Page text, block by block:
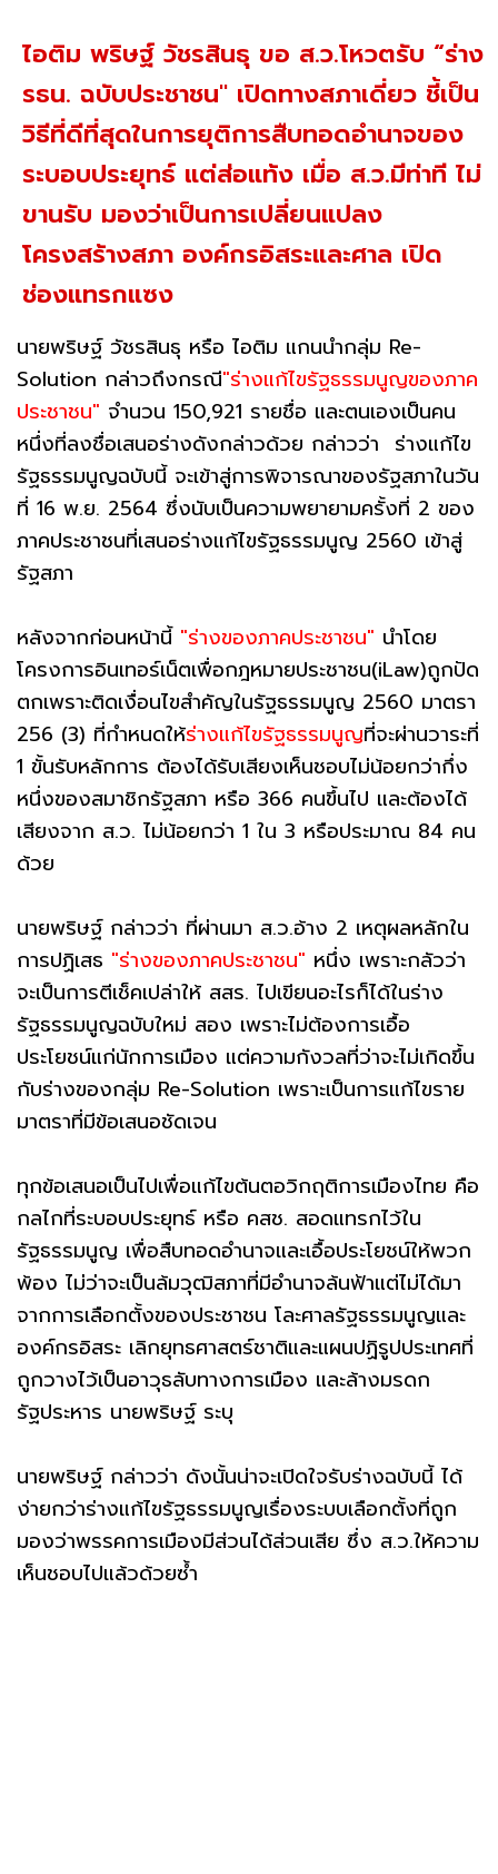
ไอติม พริษฐ์ วัชรสินธุ ขอ ส.ว.โหวตรับ “ร่าง
รธน. ฉบับประชาชน" เปิดทางสภาเดี่ยว ชี้เป็น
วิธีที่ดีที่สุดในการยุติการสืบทอดอำนาจของ
ระบอบประยุทธ์ แต่ส่อแท้ง เมื่อ ส.ว.มีท่าที ไม่
ขานรับ มองว่าเป็นการเปลี่ยนแปลง
โครงสร้างสภา องค์กรอิสระและศาล เปิด
ช่องแทรกแซง
นายพริษฐ์ วัชรสินธุ หรือ ไอติม แกนนำกลุ่ม Re-
Solution กล่าวถึงกรณี"ร่างแก้ไขรัฐธรรมนูญของภาค
ประชาชน" จำนวน 150,921 รายชื่อ และตนเองเป็นคน
หนึ่งที่ลงชื่อเสนอร่างดังกล่าวด้วย กล่าวว่า ร่างแก้ไข
รัฐธรรมนูญฉบับนี้ จะเข้าสู่การพิจารณาของรัฐสภาในวัน
ที่ 16 พ.ย. 2564 ซึ่งนับเป็นความพยายามครั้งที่ 2 ของ
ภาคประชาชนที่เสนอร่างแก้ไขรัฐธรรมนูญ 2560 เข้าสู่
รัฐสภา
หลังจากก่อนหน้านี้ "ร่างของภาคประชาชน" นำโดย
โครงการอินเทอร์เน็ตเพื่อกฎหมายประชาชน(iLaw)ถูกปัด
ตกเพราะติดเงื่อนไขสำคัญในรัฐธรรมนูญ 2560 มาตรา
256 (3) ที่กำหนดให้ร่างแก้ไขรัฐธรรมนูญที่จะผ่านวาระที่
1 ขั้นรับหลักการ ต้องได้รับเสียงเห็นชอบไม่น้อยกว่ากึ่ง
หนึ่งของสมาชิกรัฐสภา หรือ 366 คนขึ้นไป และต้องได้
เสียงจาก ส.ว. ไม่น้อยกว่า 1 ใน 3 หรือประมาณ 84 คน
ด้วย
นายพริษฐ์ กล่าวว่า ที่ผ่านมา ส.ว.อ้าง 2 เหตุผลหลักใน
การปฏิเสธ "ร่างของภาคประชาชน" หนึ่ง เพราะกลัวว่า
จะเป็นการตีเช็คเปล่าให้ สสร. ไปเขียนอะไรก็ได้ในร่าง
รัฐธรรมนูญฉบับใหม่ สอง เพราะไม่ต้องการเอื้อ
ประโยชน์แก่นักการเมือง แต่ความกังวลที่ว่าจะไม่เกิดขึ้น
กับร่างของกลุ่ม Re-Solution เพราะเป็นการแก้ไขราย
มาตราที่มีข้อเสนอชัดเจน
ทุกข้อเสนอเป็นไปเพื่อแก้ไขต้นตอวิกฤติการเมืองไทย คือ
กลไกที่ระบอบประยุทธ์ หรือ คสช. สอดแทรกไว้ใน
รัฐธรรมนูญ เพื่อสืบทอดอำนาจและเอื้อประโยชน์ให้พวก
พ้อง ไม่ว่าจะเป็นล้มวุฒิสภาที่มีอำนาจล้นฟ้าแต่ไม่ได้มา
จากการเลือกตั้งของประชาชน โละศาลรัฐธรรมนูญและ
องค์กรอิสระ เลิกยุทธศาสตร์ชาติและแผนปฏิรูปประเทศที่
ถูกวางไว้เป็นอาวุธลับทางการเมือง และล้างมรดก
รัฐประหาร นายพริษฐ์ ระบุ
นายพริษฐ์ กล่าวว่า ดังนั้นน่าจะเปิดใจรับร่างฉบับนี้ ได้
ง่ายกว่าร่างแก้ไขรัฐธรรมนูญเรื่องระบบเลือกตั้งที่ถูก
มองว่าพรรคการเมืองมีส่วนได้ส่วนเสีย ซึ่ง ส.ว.ให้ความ
เห็นชอบไปแล้วด้วยซ้ำ